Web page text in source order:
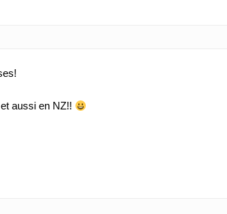
aussi en NZ!!